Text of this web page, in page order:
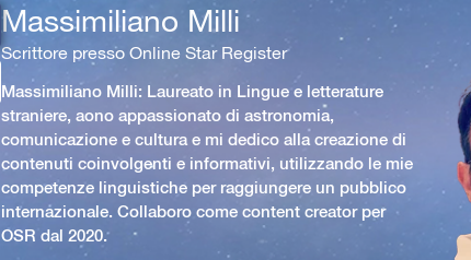
Massimiliano Milli
Scrittore presso Online Star Register
Massimiliano Milli: Laureato in Lingue e letterature
straniere, aono appassionato di astronomia,
comunicazione e cultura e mi dedico alla creazione di
contenuti coinvolgenti e informativi, utilizzando le mie
competenze linguistiche per raggiungere un pubblico
internazionale. Collaboro come content creator per
OSR dal 2020.